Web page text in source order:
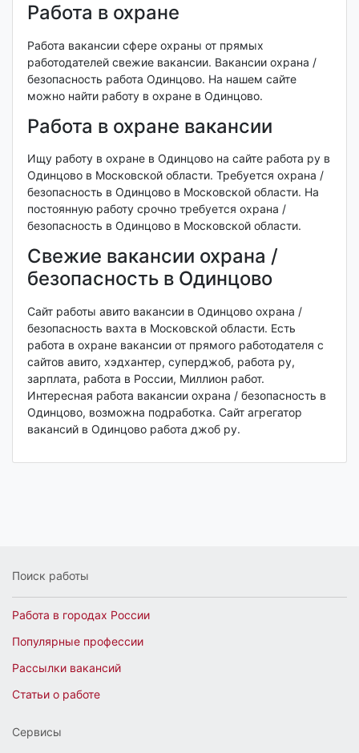
Работа в охране
Работа вакансии сфере охраны от прямых
работодателей свежие вакансии. Вакансии охрана /
безопасность работа Одинцово. На нашем сайте
можно найти работу в охране в Одинцово.
Работа в охране вакансии
Ищу работу в охране в Одинцово на сайте работа ру в
Одинцово в Московской области. Требуется охрана /
безопасность в Одинцово в Московской области. На
постоянную работу срочно требуется охрана /
безопасность в Одинцово в Московской области.
Свежие вакансии охрана /
безопасность в Одинцово
Сайт работы авито вакансии в Одинцово охрана /
безопасность вахта в Московской области. Есть
работа в охране вакансии от прямого работодателя с
сайтов авито, хэдхантер, суперджоб, работа ру,
зарплата, работа в России, Миллион работ.
Интересная работа вакансии охрана / безопасность в
Одинцово, возможна подработка. Сайт агрегатор
вакансий в Одинцово работа джоб ру.
Поиск работы
Работа в городах России
Популярные профессии
Рассылки вакансий
Статьи о работе
Сервисы